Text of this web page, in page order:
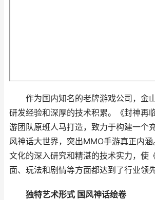
作为国内知名的老牌游戏公司，金
研发经验和深厚的技术积累。《封神再
游团队原班人马打造，致力于构建一个
风神话大世界，突出MMO手游真正内
文化的深入研究和精湛的技术实力，使
面、玩法和剧情等方面都达到了行业领先
独特艺术形式 国风神话绘卷